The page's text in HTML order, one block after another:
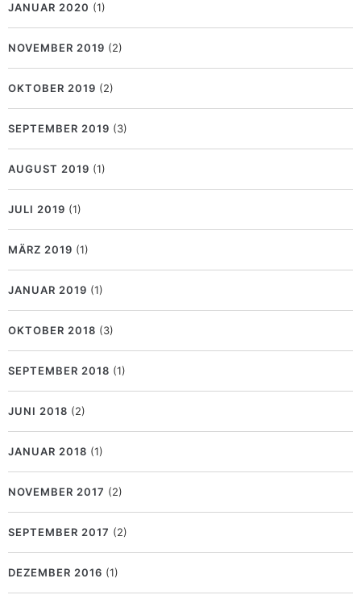
JANUAR 2020 (1)
NOVEMBER 2019 (2)
OKTOBER 2019 (2)
SEPTEMBER 2019 (3)
AUGUST 2019 (1)
JULI 2019 (1)
MÄRZ 2019 (1)
JANUAR 2019 (1)
OKTOBER 2018 (3)
SEPTEMBER 2018 (1)
JUNI 2018 (2)
JANUAR 2018 (1)
NOVEMBER 2017 (2)
SEPTEMBER 2017 (2)
DEZEMBER 2016 (1)